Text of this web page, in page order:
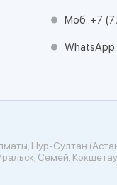
Моб.:+7
WhatsApp:
Нур-Султан
Семей,